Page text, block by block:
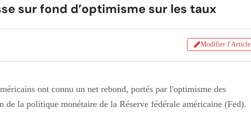
sur fond d’optimisme sur les taux
Modifier l'Article
ont connu un net rebond, portés par l'optimisme des
de la politique monétaire de la Réserve fédérale américaine (Fed).